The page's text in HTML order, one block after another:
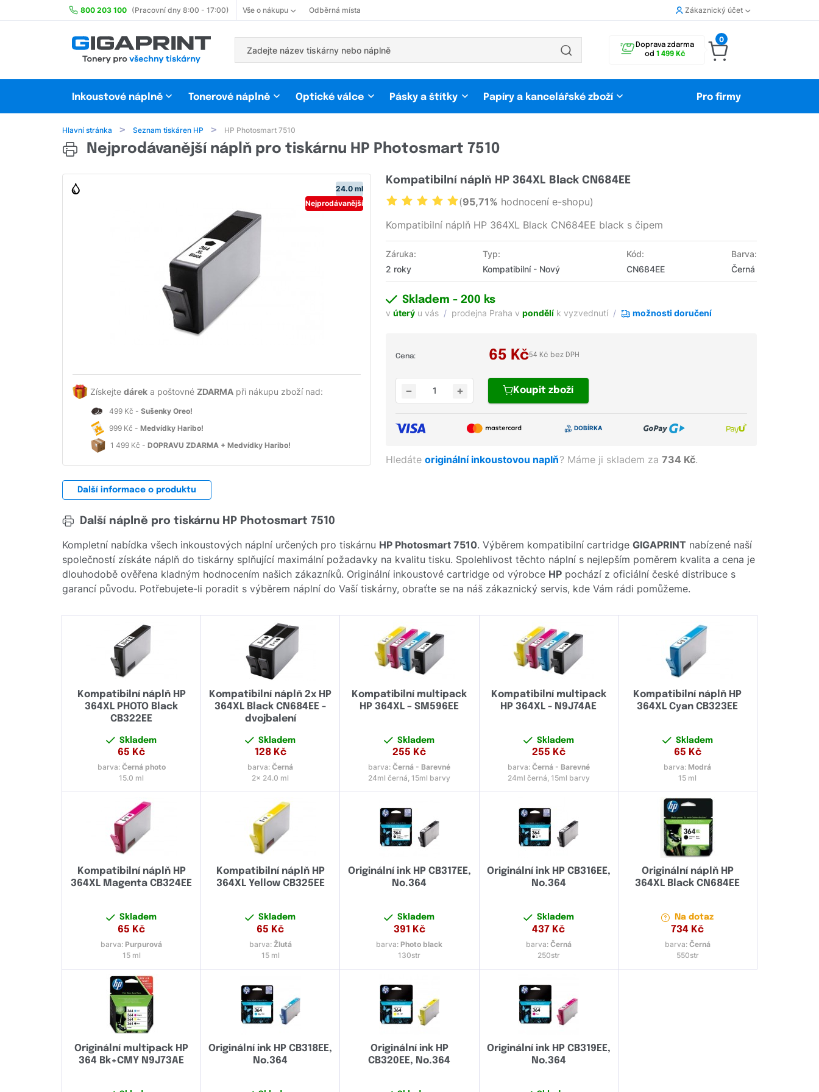
800 203 100 (Pracovní dny 8:00 - 17:00) Vše o nákupu Odběrná místa Zákaznický účet
Doprava zdarma
od 1 499 Kč
0
Inkoustové náplně Tonerové náplně Optické válce Pásky a štítky Papíry a kancelářské zboží Pro firmy
Hlavní stránka Seznam tiskáren HP HP Photosmart 7510
Nejprodávanější náplň pro tiskárnu HP Photosmart 7510
24.0 ml
Nejprodávanější
Získejte dárek a poštovné ZDARMA při nákupu zboží nad:
499 Kč - Sušenky Oreo!
999 Kč - Medvídky Haribo!
1 499 Kč - DOPRAVU ZDARMA + Medvídky Haribo!
Kompatibilní náplň HP 364XL Black CN684EE
(95,71% hodnocení e-shopu)
Kompatibilní náplň HP 364XL Black CN684EE black s čipem
Záruka:
2 roky
Typ:
Kompatibilní - Nový
Kód:
CN684EE
Barva:
Černá
Skladem- 200 ks
vúterý u vás prodejna Praha vpondělí k vyzvednutí možnosti doručení
Cena: 65 Kč54 Kč bez DPH
Koupitzboží
Hledáteoriginální inkoustovou naplň? Máme ji skladem za734 Kč.
Další informace o produktu
Další náplně pro tiskárnu HP Photosmart 7510
Kompletní nabídka všech inkoustových náplní určených pro tiskárnu HP Photosmart 7510. Výběrem kompatibilní cartridge GIGAPRINT nabízené naší
společností získáte náplň do tiskárny splňující maximální požadavky na kvalitu tisku. Spolehlivost těchto náplní s nejlepším poměrem kvalita a cena je
dlouhodobě ověřena kladným hodnocením našich zákazníků. Originální inkoustové cartridge od výrobce HP pochází z oficiální české distribuce s
garancí původu. Potřebujete-li poradit s výběrem náplní do Vaší tiskárny, obraťte se na náš zákaznický servis, kde Vám rádi pomůžeme.
Kompatibilní náplň HP
364XL PHOTO Black
CB322EE
Skladem
65 Kč
barva: Černá photo
15.0 ml
Kompatibilní náplň 2x HP
364XL Black CN684EE -
dvojbalení
Skladem
128 Kč
barva:Černá
2x 24.0 ml
Kompatibilní multipack
HP 364XL – SM596EE
Skladem
255 Kč
barva:Černá - Barevné
24ml černá, 15ml barvy
Kompatibilní multipack
HP 364XL - N9J74AE
Skladem
255 Kč
barva: Černá - Barevné
24ml černá, 15ml barvy
Kompatibilní náplň HP
364XL Cyan CB323EE
Skladem
65 Kč
barva: Modrá
15 ml
Kompatibilní náplň HP
364XL Magenta CB324EE
Skladem
65 Kč
barva: Purpurová
15 ml
Kompatibilní náplň HP
364XL Yellow CB325EE
Skladem
65 Kč
barva: Žlutá
15 ml
Originální ink HP CB317EE,
No.364
Skladem
391 Kč
barva: Photo black
130str
Originální ink HP CB316EE,
No.364
Skladem
437 Kč
barva: Černá
250str
Originální náplň HP
364XL Black CN684EE
Na dotaz
734 Kč
barva: Černá
550str
Originální multipack HP
364 Bk+CMY N9J73AE
Originální ink HP CB318EE,
No.364
Originální ink HP
CB320EE, No.364
Originální ink HP CB319EE,
No.364